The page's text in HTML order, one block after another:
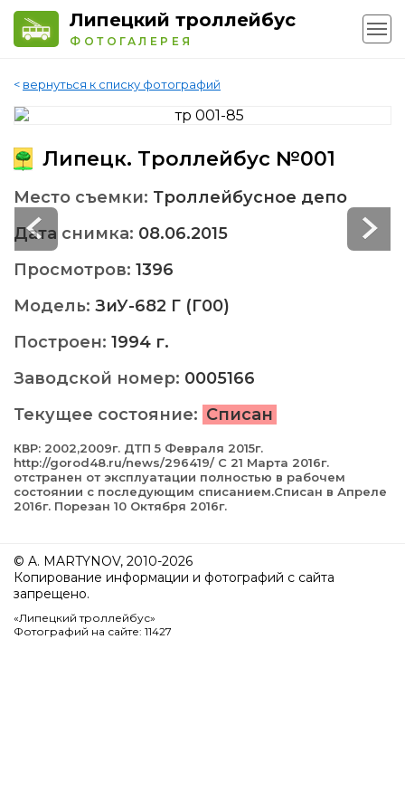
Липецкий троллейбус
ФОТОГАЛЕРЕЯ
< вернуться к списку фотографий
Липецк. Троллейбус №001
Место съемки: Троллейбусное депо
Дата снимка: 08.06.2015
Просмотров: 1396
Модель: ЗиУ-682 Г (Г00)
Построен: 1994 г.
Заводской номер: 0005166
Текущее состояние: Списан
КВР: 2002,2009г. ДТП 5 Февраля 2015г.
http://gorod48.ru/news/296419/ С 21 Марта 2016г.
отстранен от эксплуатации полностью в рабочем
состоянии с последующим списанием.Списан в Апреле
2016г. Порезан 10 Октября 2016г.
© A. MARTYNOV, 2010-2026
Копирование информации и фотографий с сайта
запрещено.
«Липецкий троллейбус»
Фотографий на сайте: 11427